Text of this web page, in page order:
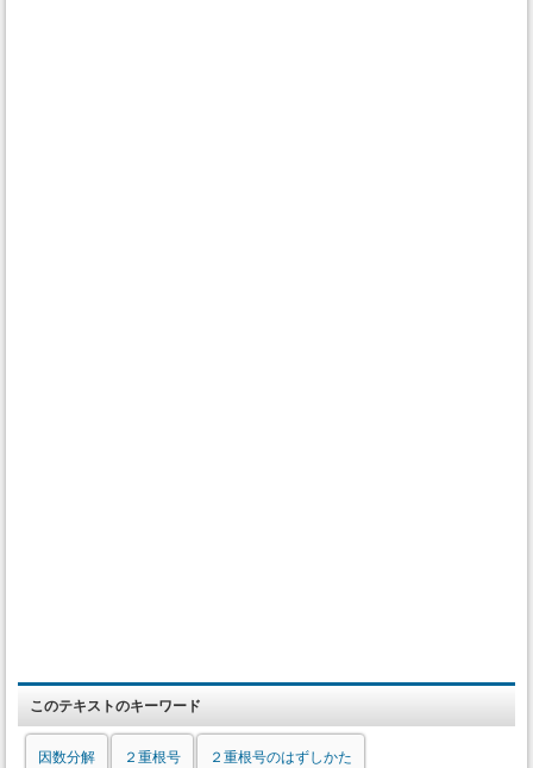
このテキストのキーワード
因数分解 ２重根号 ２重根号のはずしかた